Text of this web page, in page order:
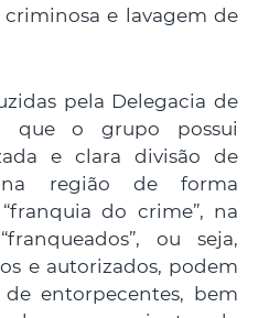
e lavagem de
pela Delegacia de
que o grupo possui
e clara divisão de
na região de forma
do crime”, na
ou seja,
e autorizados, podem
entorpecentes, bem